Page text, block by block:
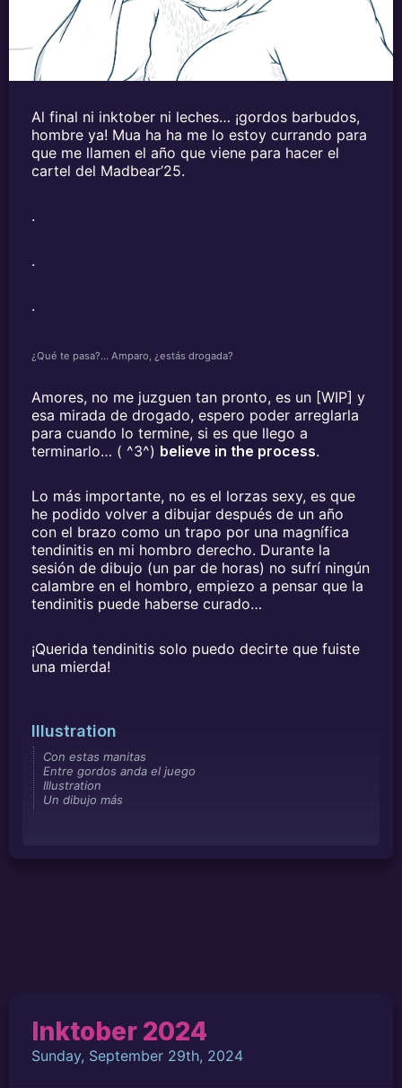
Al final ni inktober ni leches… ¡gordos barbudos,
hombre ya! Mua ha ha me lo estoy currando para
que me llamen el año que viene para hacer el
cartel del Madbear’25.
.
.
.
¿Qué te pasa?… Amparo, ¿estás drogada?
Amores, no me juzguen tan pronto, es un [WIP] y
esa mirada de drogado, espero poder arreglarla
para cuando lo termine, si es que llego a
terminarlo… ( ^3^) believe in the process.
Lo más importante, no es el lorzas sexy, es que
he podido volver a dibujar después de un año
con el brazo como un trapo por una magnífica
tendinitis en mi hombro derecho. Durante la
sesión de dibujo (un par de horas) no sufrí ningún
calambre en el hombro, empiezo a pensar que la
tendinitis puede haberse curado…
¡Querida tendinitis solo puedo decirte que fuiste
una mierda!
Illustration
Con estas manitas
Entre gordos anda el juego
Illustration
Un dibujo más
Inktober 2024
Sunday, September 29th, 2024